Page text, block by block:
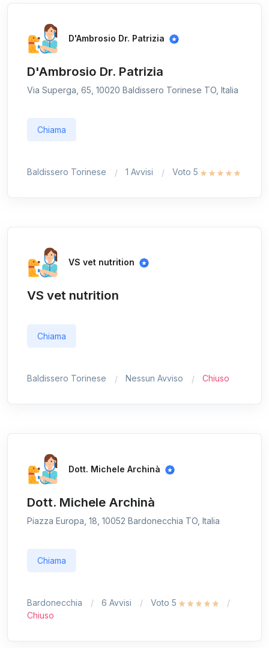
D'Ambrosio Dr. Patrizia
D'Ambrosio Dr. Patrizia
Via Superga, 65, 10020 Baldissero Torinese TO, Italia
Chiama
Baldissero Torinese 1 Avvisi Voto 5
VS vet nutrition
VS vet nutrition
Chiama
Baldissero Torinese Nessun Avviso Chiuso
Dott. Michele Archinà
Dott. Michele Archinà
Piazza Europa, 18, 10052 Bardonecchia TO, Italia
Chiama
Bardonecchia 6 Avvisi
Voto 5
Chiuso